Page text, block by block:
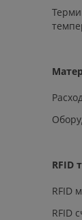
RFID
RFID
RFID